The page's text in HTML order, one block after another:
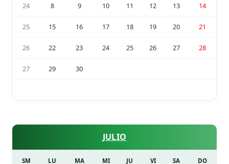
24 8 9 10 11 12 13 14
25 15 16 17 18 19 20 21
26 22 23 24 25 26 27 28
27 29 30
JULIO
SM LU MA MI JU VI SA DO